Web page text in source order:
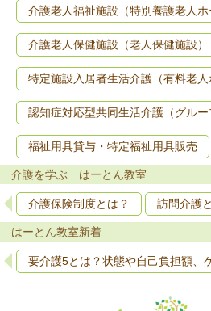
介護老人福祉施設（特別養護老人ホ
介護老人保健施設（老人保健施設）
特定施設入居者生活介護（有料老人
認知症対応型共同生活介護（グルー
福祉用具貸与・特定福祉用具販売
介護を学ぶ はーとん教室
介護保険制度とは？ 訪問介護
はーとん教室新着
要介護5とは？状態や自己負担額、